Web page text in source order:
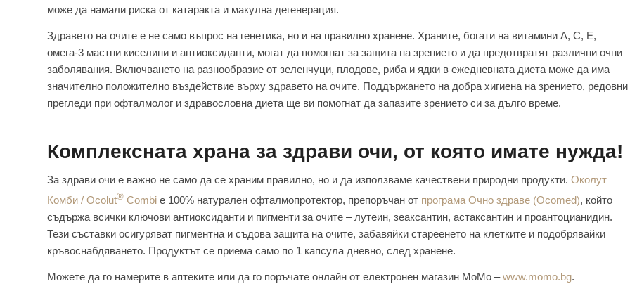
може да намали риска от катаракта и макулна дегенерация.
Здравето на очите е не само въпрос на генетика, но и на правилно хранене. Храните, богати на витамини A, C, E,
омега-3 мастни киселини и антиоксиданти, могат да помогнат за защита на зрението и да предотвратят различни очни
заболявания. Включването на разнообразие от зеленчуци, плодове, риба и ядки в ежедневната диета може да има
значително положително въздействие върху здравето на очите. Поддържането на добра хигиена на зрението, редовни
прегледи при офталмолог и здравословна диета ще ви помогнат да запазите зрението си за дълго време.
Комплексната храна за здрави очи, от която имате нужда!
За здрави очи е важно не само да се храним правилно, но и да използваме качествени природни продукти. Околут
Комби / Ocolut® Combi е 100% натурален офталмопротектор, препоръчан от програма Очно здраве (Ocomed), който
съдържа всички ключови антиоксиданти и пигменти за очите – лутеин, зеаксантин, астаксантин и проантоцианидин.
Тези съставки осигуряват пигментна и съдова защита на очите, забавяйки стареенето на клетките и подобрявайки
кръвоснабдяването. Продуктът се приема само по 1 капсула дневно, след хранене.
Можете да го намерите в аптеките или да го поръчате онлайн от електронен магазин МоМо –www.momo.bg.